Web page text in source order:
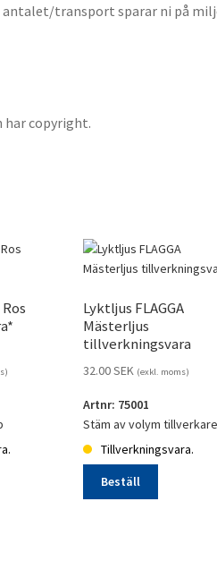
transport sparar ni på
har copyright.
Lyktljus FLAGGA
Mästerljus
tillverkningsvara
32.00SEK (exkl. moms)
Artnr: 75001
Stäm av volym
Tillverkningsvara.
Beställ